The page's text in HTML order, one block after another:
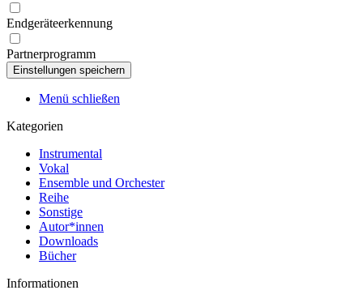
Endgeräteerkennung
Partnerprogramm
Menü schließen
Kategorien
Instrumental
Vokal
Ensemble und Orchester
Reihe
Sonstige
Autor*innen
Downloads
Bücher
Informationen